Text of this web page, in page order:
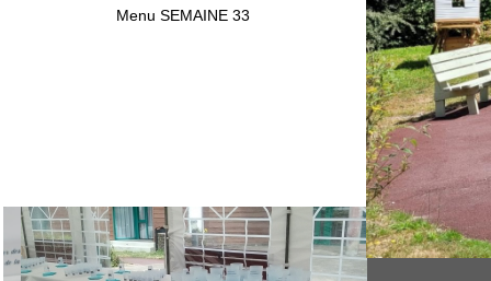
Menu SEMAINE 33